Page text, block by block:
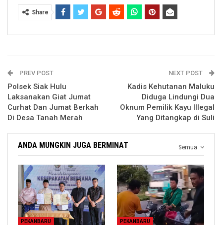
Share
PREV POST
Polsek Siak Hulu
Laksanakan Giat Jumat
Curhat Dan Jumat Berkah
Di Desa Tanah Merah
NEXT POST
Kadis Kehutanan Maluku
Diduga Lindungi Dua
Oknum Pemilik Kayu Illegal
Yang Ditangkap di Suli
Semua
ANDA MUNGKIN JUGA BERMINAT
PEKANBARU PEKANBARU